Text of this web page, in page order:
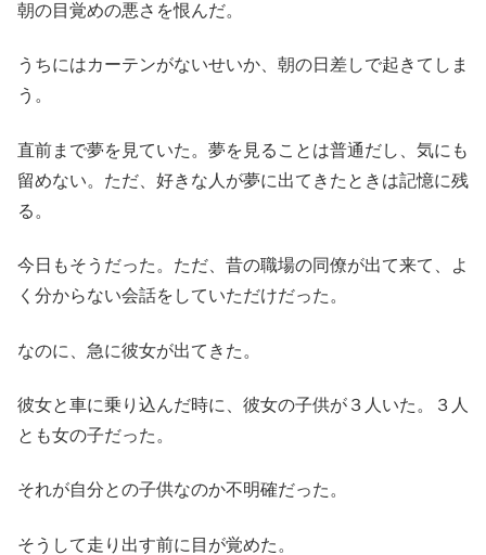
朝の目覚めの悪さを恨んだ。
うちにはカーテンがないせいか、朝の日差しで起きてしま
う。
直前まで夢を見ていた。夢を見ることは普通だし、気にも
留めない。ただ、好きな人が夢に出てきたときは記憶に残
る。
今日もそうだった。ただ、昔の職場の同僚が出て来て、よ
く分からない会話をしていただけだった。
なのに、急に彼女が出てきた。
彼女と車に乗り込んだ時に、彼女の子供が３人いた。３人
とも女の子だった。
それが自分との子供なのか不明確だった。
そうして走り出す前に目が覚めた。